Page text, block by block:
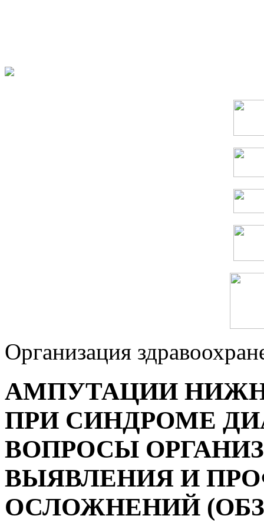
Организация
АМПУТАЦИИ
ПРИ СИНДРОМЕ
ВОПРОСЫ
ВЫЯВЛЕНИЯ И
ОСЛОЖНЕНИЙ